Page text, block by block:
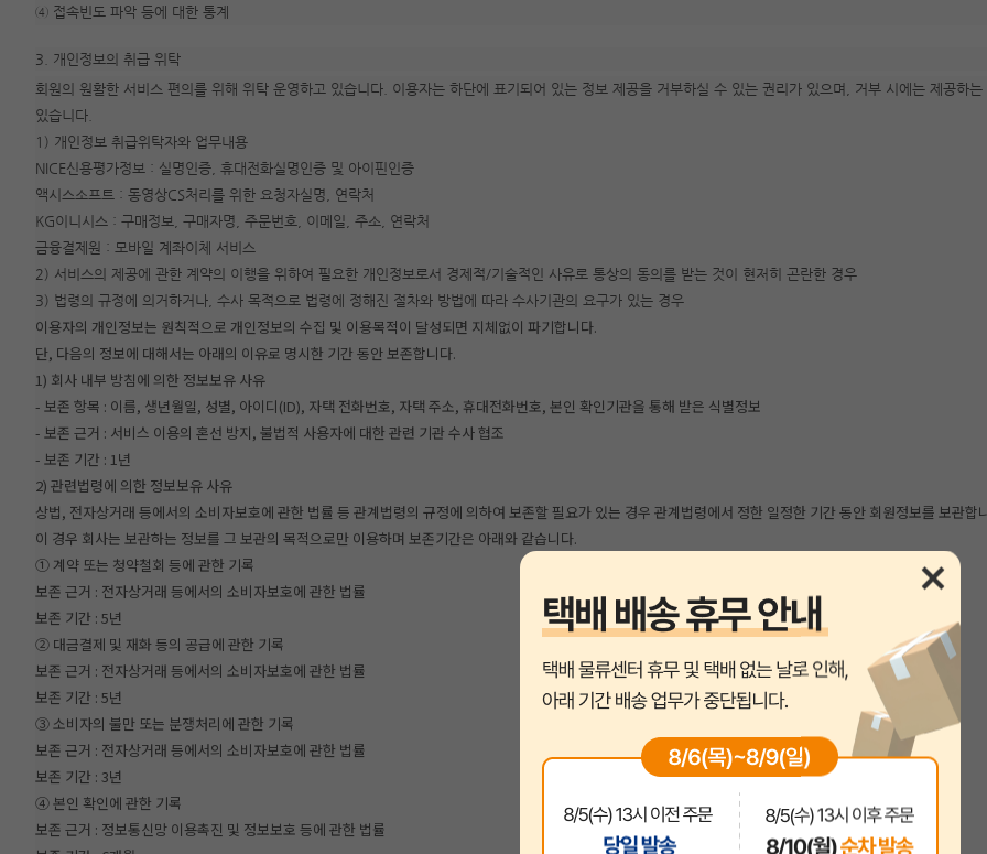
④ 접속빈도 파악 등에 대한 통계
3. 개인정보의 취급 위탁
회원의 원활한 서비스 편의를 위해 위탁 운영하고 있습니다. 이용자는 하단에 표기되어 있는 정보 제공을 거부하실 수 있는 권리가 있으며, 거부 시에는 제공하
있습니다.
1) 개인정보 취급위탁자와 업무내용
NICE신용평가정보 : 실명인증, 휴대전화실명인증 및 아이핀인증
액시스소프트 : 동영상CS처리를 위한 요청자실명, 연락처
KG이니시스 : 구매정보, 구매자명, 주문번호, 이메일, 주소, 연락처
금융결제원 : 모바일 계좌이체 서비스
2) 서비스의 제공에 관한 계약의 이행을 위하여 필요한 개인정보로서 경제적/기술적인 사유로 통상의 동의를 받는 것이 현저히 곤란한 경우
3) 법령의 규정에 의거하거나, 수사 목적으로 법령에 정해진 절차와 방법에 따라 수사기관의 요구가 있는 경우
이용자의 개인정보는 원칙적으로 개인정보의 수집 및 이용목적이 달성되면 지체없이 파기합니다.
단, 다음의 정보에 대해서는 아래의 이유로 명시한 기간 동안 보존합니다.
1) 회사 내부 방침에 의한 정보보유 사유
- 보존 항목 : 이름, 생년월일, 성별, 아이디(ID), 자택 전화번호, 자택 주소, 휴대전화번호, 본인 확인기관을 통해 받은 식별정보
- 보존 근거 : 서비스 이용의 혼선 방지, 불법적 사용자에 대한 관련 기관 수사 협조
- 보존 기간 : 1년
2) 관련법령에 의한 정보보유 사유
상법, 전자상거래 등에서의 소비자보호에 관한 법률 등 관계법령의 규정에 의하여 보존할 필요가 있는 경우 관계법령에서 정한 일정한 기간 동안 회원정보를 보관합
이 경우 회사는 보관하는 정보를 그 보관의 목적으로만 이용하며 보존기간은 아래와 같습니다.
① 계약 또는 청약철회 등에 관한 기록
보존 근거 : 전자상거래 등에서의 소비자보호에 관한 법률
보존 기간 : 5년
② 대금결제 및 재화 등의 공급에 관한 기록
보존 근거 : 전자상거래 등에서의 소비자보호에 관한 법률
보존 기간 : 5년
③ 소비자의 불만 또는 분쟁처리에 관한 기록
보존 근거 : 전자상거래 등에서의 소비자보호에 관한 법률
보존 기간 : 3년
④ 본인 확인에 관한 기록
보존 근거 : 정보통신망 이용촉진 및 정보보호 등에 관한 법률